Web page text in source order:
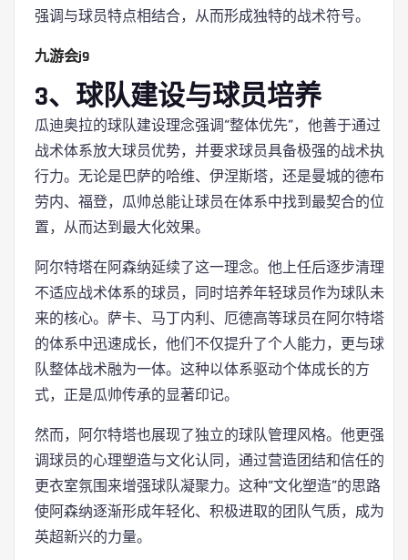
强调与球员特点相结合，从而形成独特的战术符号。
九游会j9
3、球队建设与球员培养
瓜迪奥拉的球队建设理念强调“整体优先”，他善于通过
战术体系放大球员优势，并要求球员具备极强的战术执
行力。无论是巴萨的哈维、伊涅斯塔，还是曼城的德布
劳内、福登，瓜帅总能让球员在体系中找到最契合的位
置，从而达到最大化效果。
阿尔特塔在阿森纳延续了这一理念。他上任后逐步清理
不适应战术体系的球员，同时培养年轻球员作为球队未
来的核心。萨卡、马丁内利、厄德高等球员在阿尔特塔
的体系中迅速成长，他们不仅提升了个人能力，更与球
队整体战术融为一体。这种以体系驱动个体成长的方
式，正是瓜帅传承的显著印记。
然而，阿尔特塔也展现了独立的球队管理风格。他更强
调球员的心理塑造与文化认同，通过营造团结和信任的
更衣室氛围来增强球队凝聚力。这种“文化塑造”的思路
使阿森纳逐渐形成年轻化、积极进取的团队气质，成为
英超新兴的力量。